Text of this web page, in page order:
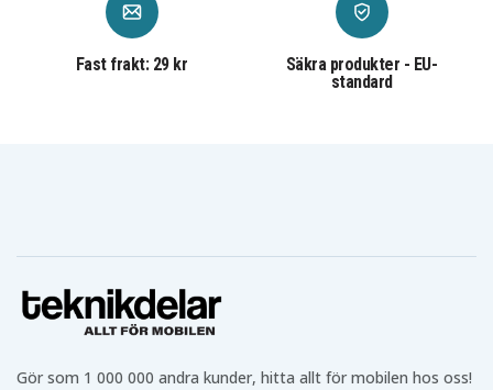
Fast frakt: 29 kr
Säkra produkter - EU-
standard
Gör som 1 000 000 andra kunder, hitta allt för mobilen hos oss!